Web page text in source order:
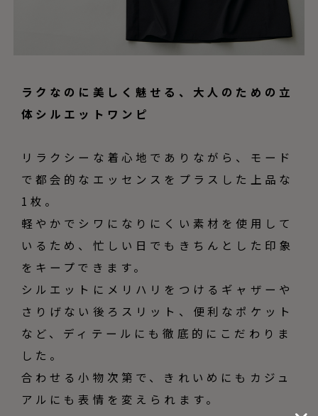
ラクなのに美しく魅せる、大人のための立
体シルエットワンピ
リラクシーな着心地でありながら、モード
で都会的なエッセンスをプラスした上品な
1枚。
軽やかでシワになりにくい素材を使用して
いるため、忙しい日でもきちんとした印象
をキープできます。
シルエットにメリハリをつけるギャザーや
さりげない後ろスリット、便利なポケット
など、ディテールにも徹底的にこだわりま
した。
合わせる小物次第で、きれいめにもカジュ
アルにも表情を変えられます。